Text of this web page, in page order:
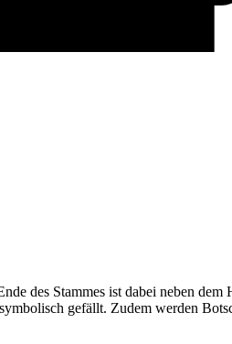
des Stammes ist dabei neben
gefällt. Zudem werden